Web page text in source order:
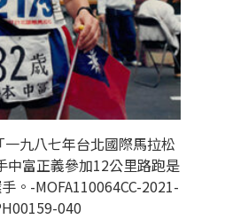
九八七年台北國際馬拉松
中富正義參加12公里路跑是
。-MOFA110064CC-2021-
040